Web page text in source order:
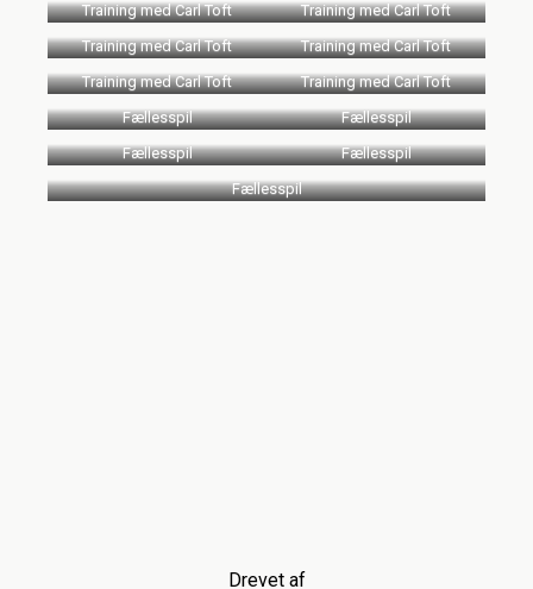
Training med Carl Toft
Training med Carl Toft
Training med Carl Toft
Training med Carl Toft
Training med Carl Toft
Training med Carl Toft
Fællesspil
Fællesspil
Fællesspil
Fællesspil
Fællesspil
Drevet af